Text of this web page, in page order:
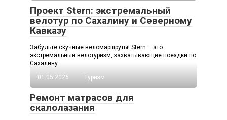
Проект Stern: экстремальный
велотур по Сахалину и Северному
Кавказу
Забудьте скучные веломаршруты! Stern – это
экстремальный велотуризм, захватывающие поездки по
Сахалину
01.05.2026
Туризм
Ремонт матрасов для
скалолазания